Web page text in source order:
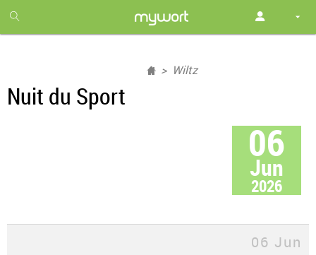
month
free
Wiltz
Nuit du Sport
06
Jun
2026
06 Jun